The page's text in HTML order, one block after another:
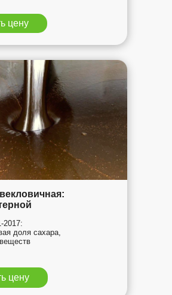
2017:
доля сахара,
цену
цену